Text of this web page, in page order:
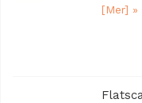
[Mer] »